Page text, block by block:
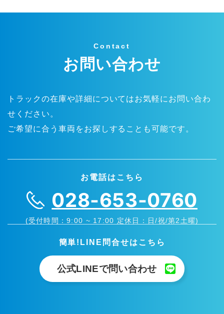
Contact
お問い合わせ
トラックの在庫や詳細についてはお気軽にお問い合わ
せください。
ご希望に合う車両をお探しすることも可能です。
お電話はこちら
028-653-0760
(受付時間：9:00 ~ 17:00 定休日：日/祝/第2土曜)
簡単!LINE問合せはこちら
公式LINEで問い合わせ